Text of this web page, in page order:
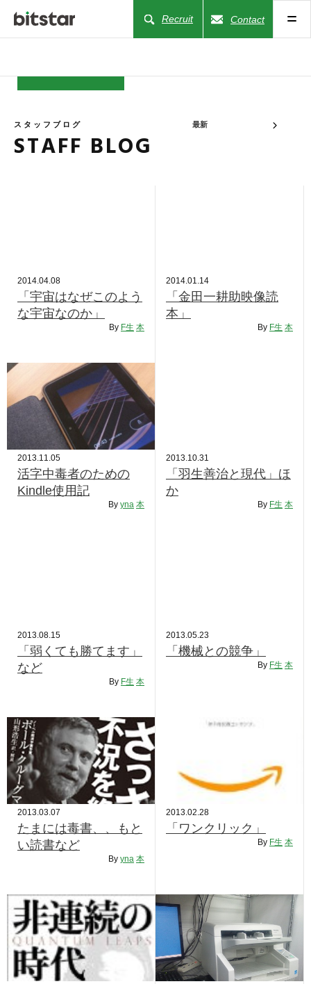
Recruit Contact
NEWS
COMPANY
ACTION
RECRUIT
STAFF BLOG
CONTACT US
サイトマップ
情報セキュリティ
プライバシーポリシー
スタッフブログ
STAFF BLOG
最新
2014.04.08
「宇宙はなぜこのよう
な宇宙なのか」
By F生 本
2014.01.14
「金田一耕助映像読
本」
By F生 本
2013.11.05
活字中毒者のための
Kindle使用記
By yna 本
2013.10.31
「羽生善治と現代」ほ
か
By F生 本
2013.08.15
「弱くても勝てます」
など
By F生 本
2013.05.23
「機械との競争」
By F生 本
2013.03.07
たまには毒書、、もと
い読書など
By yna 本
2013.02.28
「ワンクリック」
By F生 本